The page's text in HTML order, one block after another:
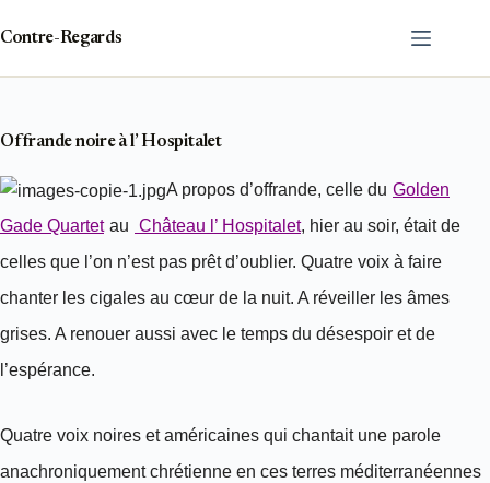
contenu
Contre-Regards
Offrande noire à l’ Hospitalet
A propos d’offrande, celle du Golden
Gade Quartet au Château l’ Hospitalet, hier au soir, était de
celles que l’on n’est pas prêt d’oublier. Quatre voix à faire
chanter les cigales au cœur de la nuit. A réveiller les âmes
grises. A renouer aussi avec le temps du désespoir et de
l’espérance.
Quatre voix noires et américaines qui chantait une parole
anachroniquement chrétienne en ces terres méditerranéennes